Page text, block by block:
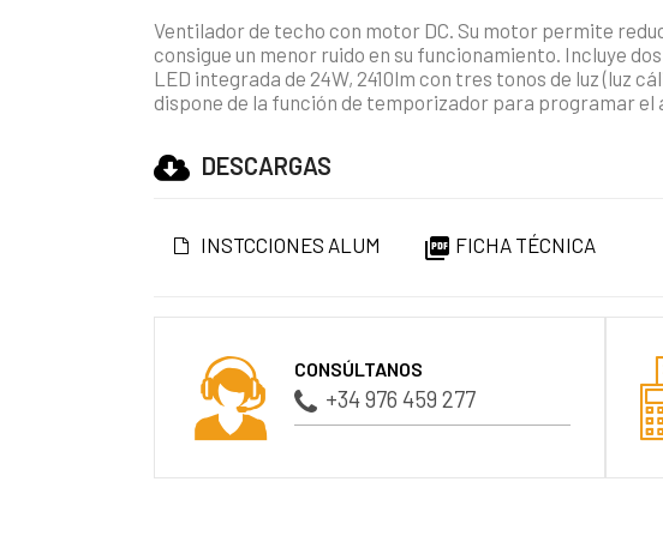
Ventilador de techo con motor DC. Su motor permite
consigue un menor ruido en su funcionamiento. Incluye
LED integrada de 24W, 2410lm con tres tonos de luz (luz
dispone de la función de temporizador para programar el
DESCARGAS
INSTCCIONES ALUM  FICHA TÉCNICA
CONSÚLTANOS
+34 976 459 277